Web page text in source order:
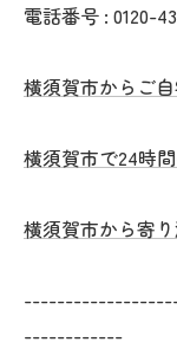
電話番号 : 0120-
横須賀市からご
横須賀市で24時
横須賀市から寄
------------